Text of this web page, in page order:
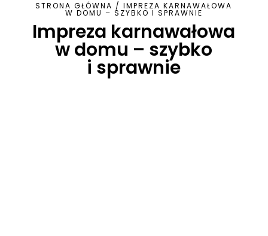
STRONA GŁÓWNA /IMPREZA KARNAWAŁOWA
W DOMU – SZYBKO I SPRAWNIE
Impreza karnawałowa
w domu – szybko
i sprawnie